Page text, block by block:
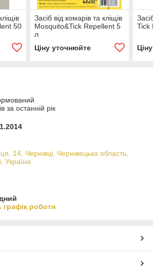
50
Засіб від комарів та кліщів
Mosquito&Tick Repellent 5
л
Ціну уточнюйте
Tick
за останній рік
14, Чернівці, Чернівецька область,
Україна
графік роботи